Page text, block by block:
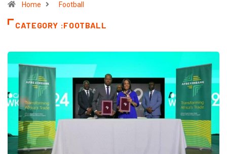
Home Football
CATEGORY :FOOTBALL